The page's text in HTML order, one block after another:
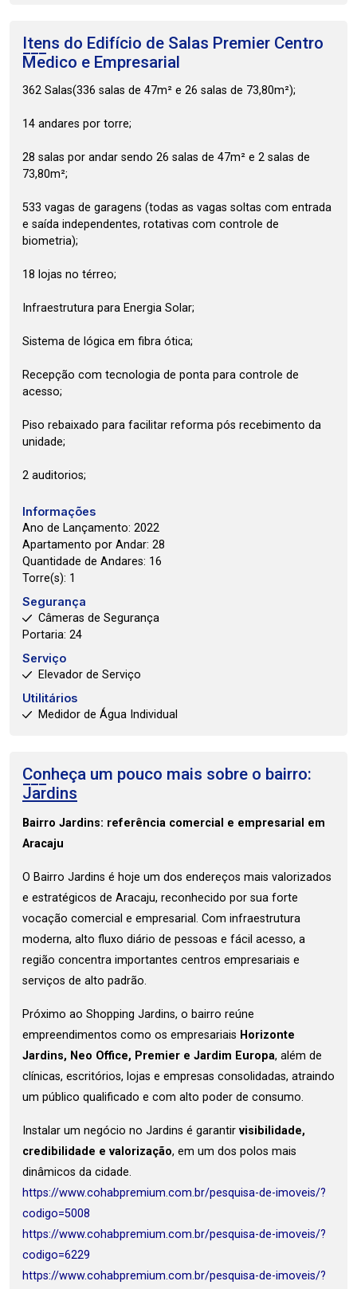
Itens do Edifício de Salas Premier Centro
Medico e Empresarial
362 Salas(336 salas de 47m² e 26 salas de 73,80m²);
14 andares por torre;
28 salas por andar sendo 26 salas de 47m² e 2 salas de
73,80m²;
533 vagas de garagens (todas as vagas soltas com entrada
e saída independentes, rotativas com controle de
biometria);
18 lojas no térreo;
Infraestrutura para Energia Solar;
Sistema de lógica em fibra ótica;
Recepção com tecnologia de ponta para controle de
acesso;
Piso rebaixado para facilitar reforma pós recebimento da
unidade;
2 auditorios;
Informações
Ano de Lançamento: 2022
Apartamento por Andar: 28
Quantidade de Andares: 16
Torre(s): 1
Segurança
Câmeras de Segurança
Portaria: 24
Serviço
Elevador de Serviço
Utilitários
Medidor de Água Individual
Conheça um pouco mais sobre o bairro:
Jardins
Bairro Jardins: referência comercial e empresarial em
Aracaju
O Bairro Jardins é hoje um dos endereços mais valorizados
e estratégicos de Aracaju, reconhecido por sua forte
vocação comercial e empresarial. Com infraestrutura
moderna, alto fluxo diário de pessoas e fácil acesso, a
região concentra importantes centros empresariais e
serviços de alto padrão.
Próximo ao Shopping Jardins, o bairro reúne
empreendimentos como os empresariais Horizonte
Jardins, Neo Office, Premier e Jardim Europa, além de
clínicas, escritórios, lojas e empresas consolidadas, atraindo
um público qualificado e com alto poder de consumo.
Instalar um negócio no Jardins é garantir visibilidade,
credibilidade e valorização, em um dos polos mais
dinâmicos da cidade.
https://www.cohabpremium.com.br/pesquisa-de-imoveis/?
codigo=5008
https://www.cohabpremium.com.br/pesquisa-de-imoveis/?
codigo=6229
https://www.cohabpremium.com.br/pesquisa-de-imoveis/?